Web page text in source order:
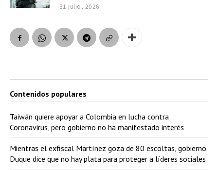
31 julio, 2026
Contenidos populares
Taiwán quiere apoyar a Colombia en lucha contra
Coronavirus, pero gobierno no ha manifestado interés
Mientras el exfiscal Martínez goza de 80 escoltas, gobierno
Duque dice que no hay plata para proteger a líderes sociales